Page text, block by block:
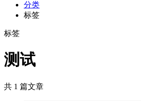
分类
标签
标签
测试
共 1 篇文章